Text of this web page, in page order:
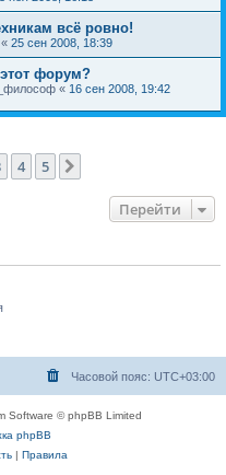
всё ровно!
« 25 сен 2008, 18:39
форум?
« 16 сен 2008, 19:42
4 5
Перейти
Часовой пояс: UTC+03:00
Software © phpBB Limited
phpBB
| Правила